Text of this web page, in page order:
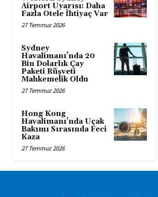
Airport Uyarısı: Daha
Fazla Otele İhtiyaç Var
27 Temmuz 2026
Sydney
Havalimanı’nda 20
Bin Dolarlık Çay
Paketi Rüşveti
Mahkemelik Oldu
27 Temmuz 2026
Hong Kong
Havalimanı’nda Uçak
Bakımı Sırasında Feci
Kaza
27 Temmuz 2026